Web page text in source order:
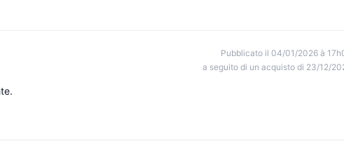
Pubblicato il 04/01/2026 à
a seguito di un acquisto di 23/12/